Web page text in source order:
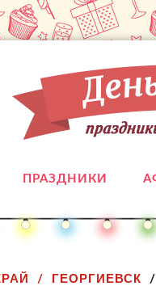
ПРАЗДНИКИ
ГЕОРГИЕВСК